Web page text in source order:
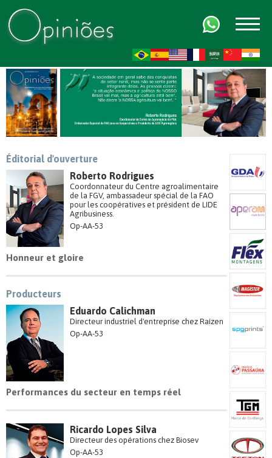
Éditorial d'ouverture
Roberto Rodrigues
Coordonnateur du Centre agroalimentaire
de la FGV, ambassadeur spécial de la FAO
pour les coopératives et président de LIDE
Agribusiness.
Op-AA-53
Honneur et gloire
Producteurs
Eduardo Calichman
Directeur industriel d'entreprise chez Raízen
Op-AA-53
Performances du secteur en temps réel
Ricardo Lopes Silva
Directeur des opérations chez Biosev
Op-AA-53